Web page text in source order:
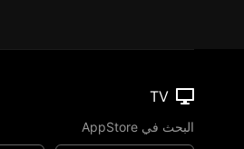
TV
البحث في AppStore